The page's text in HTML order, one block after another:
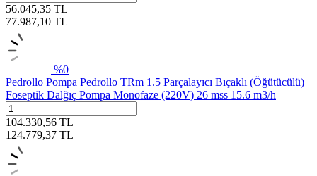
56.045,35 TL
77.987,10 TL
%0
Pedrollo Pompa Pedrollo TRm 1.5 Parçalayıcı Bıçaklı (Öğütücülü)
Foseptik Dalğıç Pompa Monofaze (220V) 26 mss 15.6 m3/h
104.330,56 TL
124.779,37 TL